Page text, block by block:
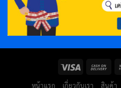
หน้าแรก เกี่ยวกับเรา สินค้า